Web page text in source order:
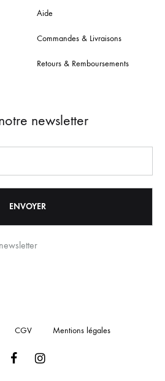
Aide
Commandes & Livraisons
Retours & Remboursements
newsletter
CGV Mentions légales
FacebookInstagram